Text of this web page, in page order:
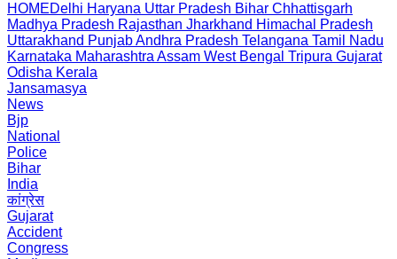
HOMEDelhi Haryana Uttar Pradesh Bihar Chhattisgarh
Madhya Pradesh Rajasthan Jharkhand Himachal Pradesh
Uttarakhand PunjabAndhra Pradesh Telangana Tamil Nadu
Karnataka Maharashtra Assam West Bengal Tripura Gujarat
Odisha Kerala
Jansamasya
News
Bjp
National
Police
Bihar
India
कांग्रेस
Gujarat
Accident
Congress